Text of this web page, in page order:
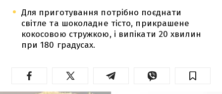
Для приготування потрібно поєднати
світле та шоколадне тісто, прикрашене
кокосовою стружкою, і випікати 20 хвилин
при 180 градусах.